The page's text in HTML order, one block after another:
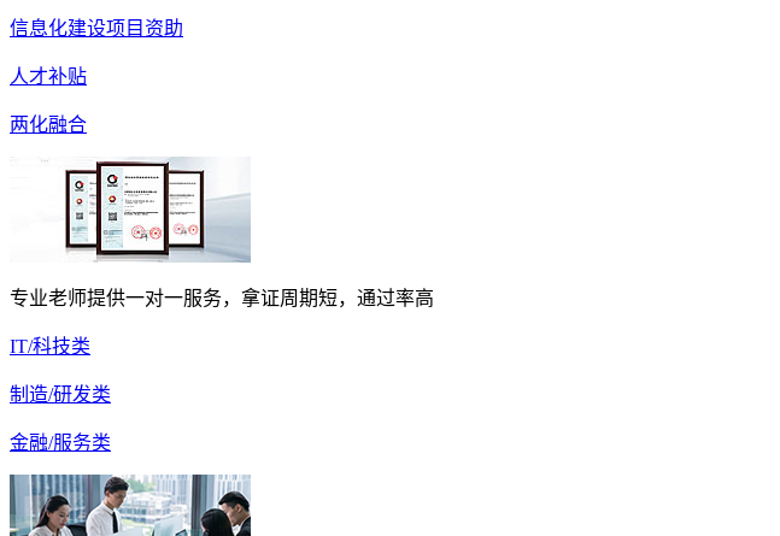
信息化建设项目资助
人才补贴
两化融合
专业老师提供一对一服务，拿证周期短，通过率高
IT/科技类
制造/研发类
金融/服务类